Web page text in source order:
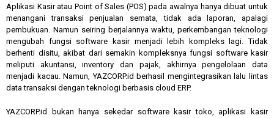
Aplikasi Kasir atau Point of Sales (POS) pada awalnya hanya dibuat untuk
menangani transaksi penjualan semata, tidak ada laporan, apalagi
pembukuan. Namun seiring berjalannya waktu, perkembangan teknologi
mengubah fungsi software kasir menjadi lebih kompleks lagi. Tidak
berhenti disitu, akibat dari semakin kompleksnya fungsi software kasir
meliputi akuntansi, inventory dan pajak, akhirnya pengelolaan data
menjadi kacau. Namun, YAZCORP.id berhasil mengintegrasikan lalu lintas
data transaksi dengan teknologi berbasis cloud ERP.
YAZCORP.id bukan hanya sekedar software kasir toko, aplikasi kasir